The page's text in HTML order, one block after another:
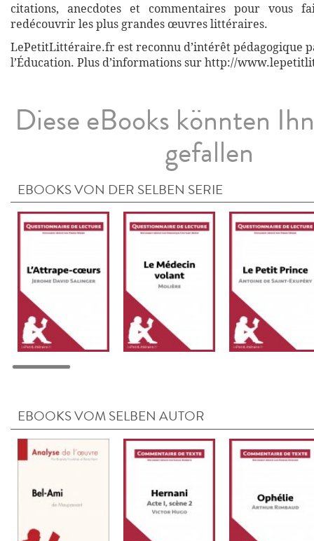
citations, anecdotes et commentaires pour vous
redécouvrir les plus grandes œuvres littéraires.
LePetitLittéraire.fr est reconnu d’intérêt pédagogique
l’Éducation. Plus d’informations sur http://
Diese eBooks könnten
gefallen
EBOOKS VON DER SELBEN SERIE
EBOOKS VOM SELBEN AUTOR